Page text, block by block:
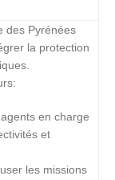
des Pyrénées
la protection
en charge
et
les missions